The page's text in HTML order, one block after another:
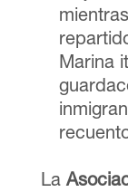
Marina
La